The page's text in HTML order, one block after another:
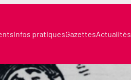
Infos pratiquesGazettesActualités